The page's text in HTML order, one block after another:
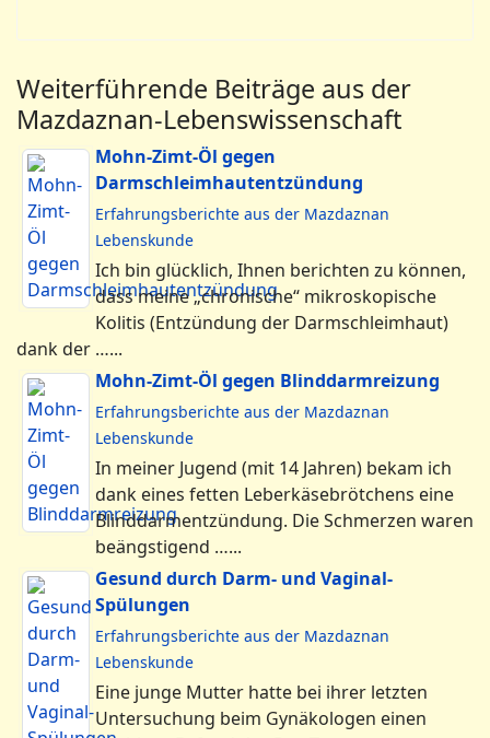
Weiterführende Beiträge aus der
Mazdaznan-Lebenswissenschaft
Mohn-Zimt-Öl gegen
Darmschleimhautentzündung
Erfahrungsberichte aus der Mazdaznan
Lebenskunde
Ich bin glücklich, Ihnen berichten zu können,
dass meine „chronische“ mikroskopische
Kolitis (Entzündung der Darmschleimhaut)
dank der …...
Mohn-Zimt-Öl gegen Blinddarmreizung
Erfahrungsberichte aus der Mazdaznan
Lebenskunde
In meiner Jugend (mit 14 Jahren) bekam ich
dank eines fetten Leberkäsebrötchens eine
Blinddarmentzündung. Die Schmerzen waren
beängstigend …...
Gesund durch Darm- und Vaginal-
Spülungen
Erfahrungsberichte aus der Mazdaznan
Lebenskunde
Eine junge Mutter hatte bei ihrer letzten
Untersuchung beim Gynäkologen einen